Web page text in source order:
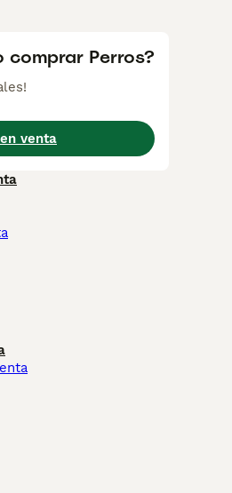
comprar Perros?
venta